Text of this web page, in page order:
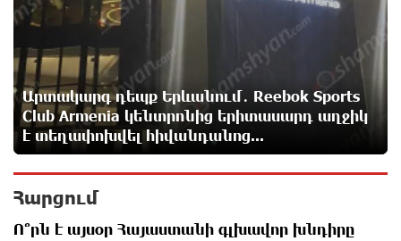
կրկնում է վրացական սցենարը
Ադրբեջանցիների բնակեցումը Հայաստանում լուրջ
վտանգներ է պարունակում. Ավետիք Չալաբյան
15 ժամ առաջ
արձագանքել է Հայ Եկեղեցու շուրջ ստեղծված
իրավիճակին
Արտակարգ դեպք Երևանում․ Reebok Sports
Club Armenia կենտրոնից երիտասարդ աղջիկ
է տեղափոխվել հիվանդանոց...
Հարցում
Ո՞րն է այսօր Հայաստանի գլխավոր խնդիրը